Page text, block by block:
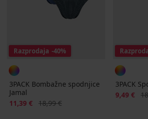
Razprodaja -40%
3PACK Bombažne spodnjice
Jamal
Popust
11,39 € Prvotna cena
18,99 €
3PACK
Popust
9,49 €